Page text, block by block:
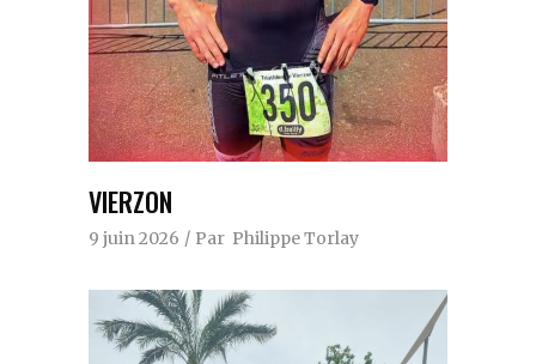
VIERZON
9 juin 2026 Par Philippe Torlay